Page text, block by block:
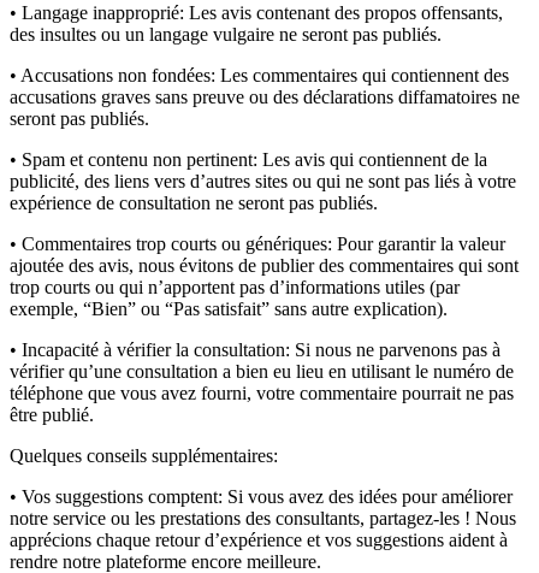
• Langage inapproprié: Les avis contenant des propos offensants,
des insultes ou un langage vulgaire ne seront pas publiés.
• Accusations non fondées: Les commentaires qui contiennent des
accusations graves sans preuve ou des déclarations diffamatoires ne
seront pas publiés.
• Spam et contenu non pertinent: Les avis qui contiennent de la
publicité, des liens vers d’autres sites ou qui ne sont pas liés à votre
expérience de consultation ne seront pas publiés.
• Commentaires trop courts ou génériques: Pour garantir la valeur
ajoutée des avis, nous évitons de publier des commentaires qui sont
trop courts ou qui n’apportent pas d’informations utiles (par
exemple, “Bien” ou “Pas satisfait” sans autre explication).
• Incapacité à vérifier la consultation: Si nous ne parvenons pas à
vérifier qu’une consultation a bien eu lieu en utilisant le numéro de
téléphone que vous avez fourni, votre commentaire pourrait ne pas
être publié.
Quelques conseils supplémentaires:
• Vos suggestions comptent: Si vous avez des idées pour améliorer
notre service ou les prestations des consultants, partagez-les ! Nous
apprécions chaque retour d’expérience et vos suggestions aident à
rendre notre plateforme encore meilleure.